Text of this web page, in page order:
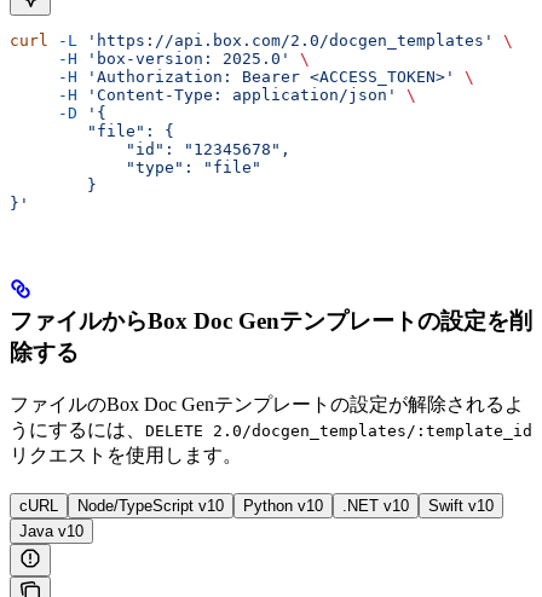
curl -L 'https://api.box.com/2.0/docgen_templates'
\
     -H
'box-version: 2025.0'
\
     -H
'Authorization: Bearer <ACCESS_TOKEN>'
\
     -H
'Content-Type: application/json'
\
     -D
'{
        "file": {
            "id": "12345678",
            "type": "file"
        }
}'
ファイルからBox Doc Genテンプレートの設定を削
除する
ファイルのBox Doc Genテンプレートの設定が解除されるよ
うにするには、 DELETE 2.0/docgen_templates/:template_id
リクエストを使用します。
cURL Node/TypeScript v10 Python v10 .NET v10
Swift v10
Java v10